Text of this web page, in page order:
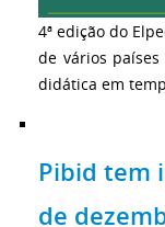
4ª edição do
de vários
didática em
Pibid tem
de